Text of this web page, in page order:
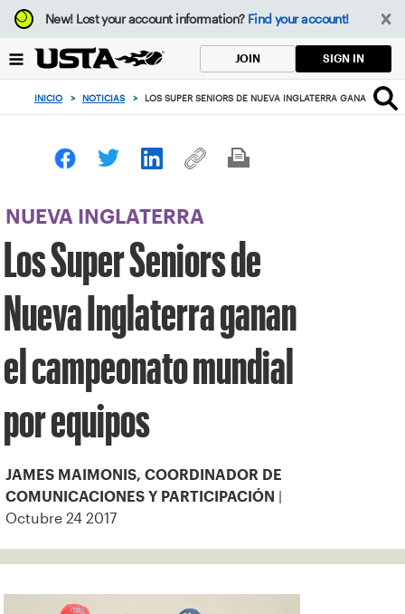
Enfoque
desde
botón
volver
principio
New!Lost your account information? Find your account!
JOIN SIGN IN
INICIO > NOTICIAS > LOS SUPER SENIORS DE NUEVA INGLATERRA GANAN EL
NUEVA INGLATERRA
Los Super Seniors de
Nueva Inglaterra ganan
el campeonato mundial
por equipos
JAMES MAIMONIS, COORDINADOR DE
COMUNICACIONES Y PARTICIPACIÓN
Octubre 24 2017